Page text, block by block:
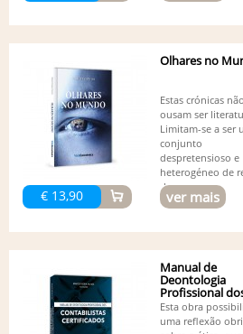
€ 13,90
Olhares no
Estas crónicas não
ousam ser
Limitam-se a ser
conjunto
despretensioso e
heterogéneo de
de...
ver mais
Manual de
Deontologia
Profissional
Contabilistas...
Esta obra
uma reflexão